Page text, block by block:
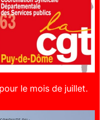
le mois de juillet.